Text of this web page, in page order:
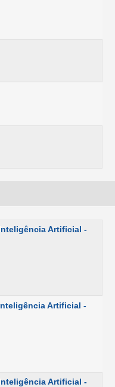
Artificial -
Artificial -
Artificial -